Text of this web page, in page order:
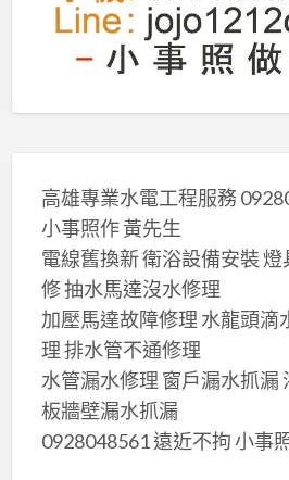
高雄專業水電工程服務
小事照作 黃先生
電線舊換新 衛浴設備安裝
修 抽水馬達沒水修理
加壓馬達故障修理 水龍頭滴
理 排水管不通修理
水管漏水修理 窗戶漏水抓漏
板牆壁漏水抓漏
0928048561 遠近不拘 小事